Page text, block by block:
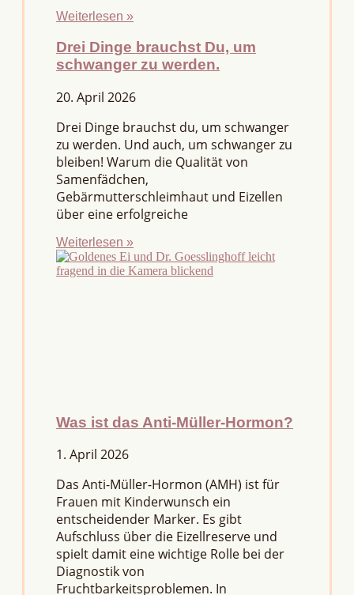
Weiterlesen »
Drei Dinge brauchst Du, um
schwanger zu werden.
20. April 2026
Drei Dinge brauchst du, um schwanger
zu werden. Und auch, um schwanger zu
bleiben! Warum die Qualität von
Samenfädchen,
Gebärmutterschleimhaut und Eizellen
über eine erfolgreiche
Weiterlesen »
Was ist das Anti-Müller-Hormon?
1. April 2026
Das Anti-Müller-Hormon (AMH) ist für
Frauen mit Kinderwunsch ein
entscheidender Marker. Es gibt
Aufschluss über die Eizellreserve und
spielt damit eine wichtige Rolle bei der
Diagnostik von
Fruchtbarkeitsproblemen. In